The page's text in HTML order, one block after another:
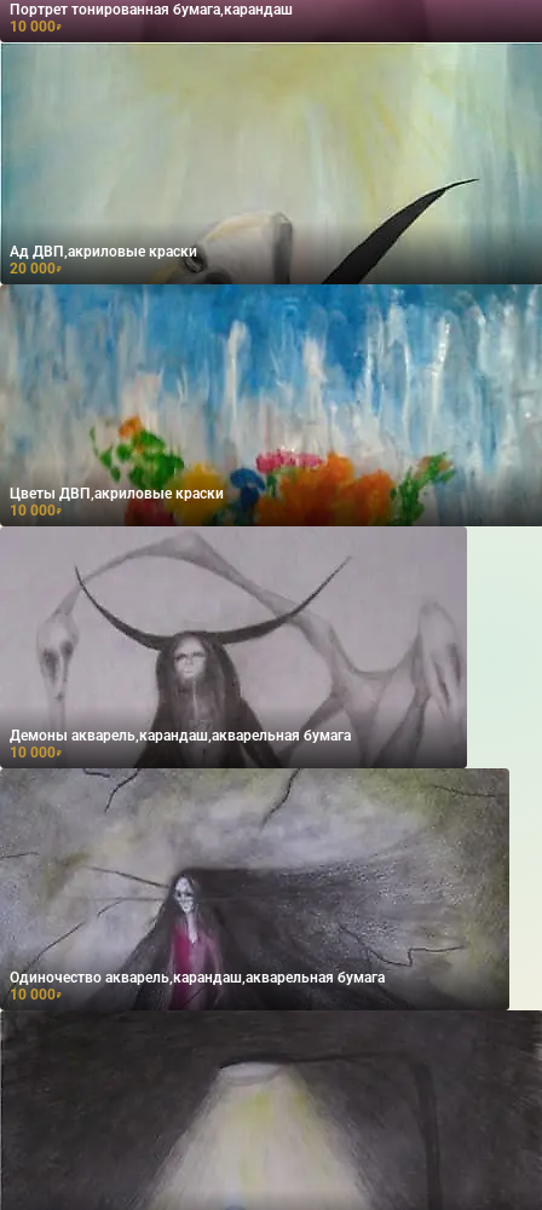
Портрет тонированная бумага,карандаш
10 000₽
Ад ДВП,акриловые краски
20 000₽
Цветы ДВП,акриловые краски
10 000₽
Демоны акварель,карандаш,акварельная бумага
10 000₽
Одиночество акварель,карандаш,акварельная бумага
10 000₽